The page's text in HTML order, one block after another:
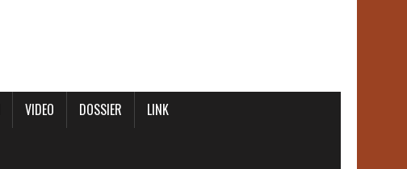
VIDEO DOSSIER
LINK